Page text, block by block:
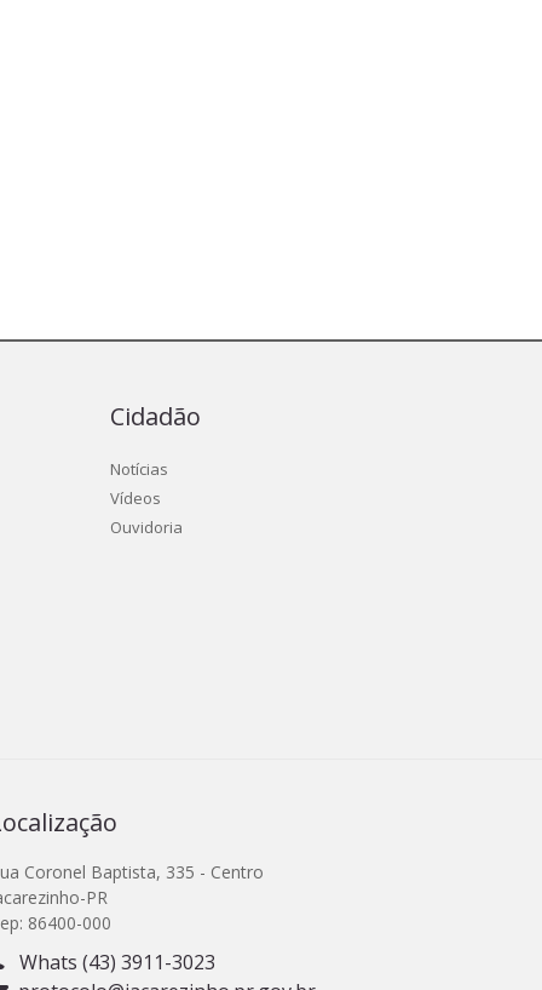
Cidadão
Notícias
Vídeos
Ouvidoria
Coronel Baptista, 335 - Centro
PR
86400-000
Whats (43) 3911-3023